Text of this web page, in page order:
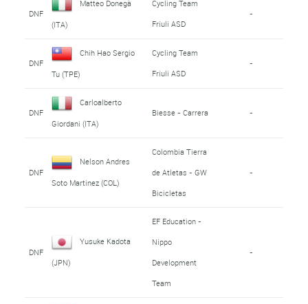
DNF
Matteo Donegà
(ITA)
Cycling Team
Friuli ASD
-
DNF
Chih Hao Sergio
Tu (TPE)
Cycling Team
Friuli ASD
-
DNF
Carloalberto
Giordani (ITA)
Biesse - Carrera -
DNF
Nelson Andres
Soto Martinez (COL)
Colombia Tierra
de Atletas - GW
Bicicletas
-
DNF
Yusuke Kadota
(JPN)
EF Education -
Nippo
Development
Team
-